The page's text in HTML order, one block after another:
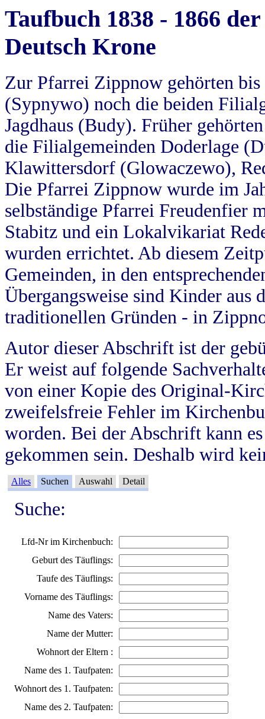
Taufbuch 1838 - 1866
Deutsch Krone
Zur Pfarrei Zippnow gehörten
(Sypnywo) noch die beiden
Jagdhaus (Budy). Früher
die Filialgemeinden Doderlage
Klawittersdorf (Glowaczewo),
Die Pfarrei Zippnow wurde im
selbständige Pfarrei Freudenfier
Stabitz und ein Lokalvikariat
wurden errichtet. Ab diesem
Gemeinden, in den
Übergangsweise sind Kinder aus
traditionellen Gründen - in
Autor dieser Abschrift ist der
Er weist auf folgende
von einer Kopie des Original-
zweifelsfreie Fehler im
worden. Bei der Abschrift kann
gekommen sein. Deshalb wird
Alles Suchen Auswahl Detail
Suche:
Lfd-Nr im Kirchenbuch:
Geburt des Täuflings:
Taufe des Täuflings:
Vorname des Täuflings:
Name des Vaters:
Name der Mutter:
Wohnort der Eltern :
Name des 1. Taufpaten:
Wohnort des 1. Taufpaten:
Name des 2. Taufpaten: